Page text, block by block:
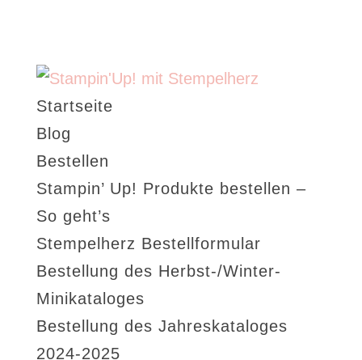
Startseite
Blog
Bestellen
Stampin’ Up! Produkte bestellen –
So geht’s
Stempelherz Bestellformular
Bestellung des Herbst-/Winter-
Minikataloges
Bestellung des Jahreskataloges
2024-2025